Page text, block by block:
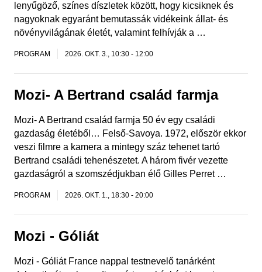
lenyűgöző, színes díszletek között, hogy kicsiknek és
nagyoknak egyaránt bemutassák vidékeink állat- és
növényvilágának életét, valamint felhívják a …
PROGRAM 2026. OKT. 3., 10:30 - 12:00
Mozi- A Bertrand család farmja
Mozi- A Bertrand család farmja 50 év egy családi
gazdaság életéből… Felső-Savoya. 1972, először ekkor
veszi filmre a kamera a mintegy száz tehenet tartó
Bertrand családi tehenészetet. A három fivér vezette
gazdaságról a szomszédjukban élő Gilles Perret …
PROGRAM 2026. OKT. 1., 18:30 - 20:00
Mozi - Góliát
Mozi - Góliát France nappal testnevelő tanárként